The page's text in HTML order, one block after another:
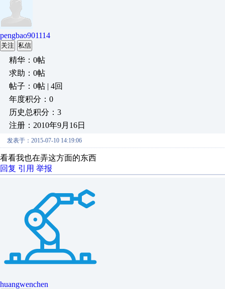
pengbao901114
关注 私信
精华：0帖
求助：0帖
帖子：0帖 | 4回
年度积分：0
历史总积分：3
注册：2010年9月16日
发表于：2015-07-10 14:19:06
看看我也在弄这方面的东西
回复 引用 举报
huangwenchen